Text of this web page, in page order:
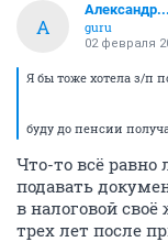
А
guru
02 февраля
Я бы тоже хотела з/п
буду до пенсии
Что-то всё
подавать
в налоговой
трех лет после